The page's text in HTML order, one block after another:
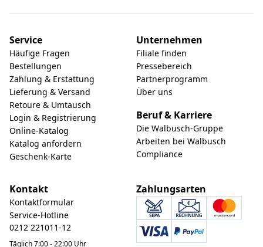
Service
Häufige Fragen
Bestellungen
Zahlung & Erstattung
Lieferung & Versand
Retoure & Umtausch
Login & Registrierung
Online-Katalog
Katalog anfordern
Geschenk-Karte
Unternehmen
Filiale finden
Pressebereich
Partnerprogramm
Über uns
Beruf & Karriere
Die Walbusch-Gruppe
Arbeiten bei Walbusch
Compliance
Kontakt
Kontaktformular
Service-Hotline
0212 221011-12
Täglich 7:00 - 22:00 Uhr
Zahlungsarten